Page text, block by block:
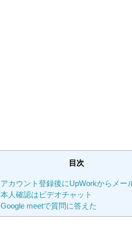
目次
アカウント登録後にUpWorkからメー
本人確認はビデオチャット
Google meetで質問に答えた